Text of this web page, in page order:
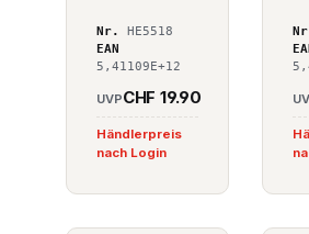
Nr.
HE5518
EAN
5,41109E+12
UVPCHF 19.90
Händlerpreis
nach Login